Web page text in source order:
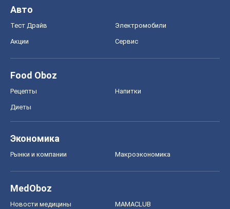
Авто
Тест Драйв Электромобили
Акции Сервис
Food Oboz
Рецепты Напитки
Диеты
Экономика
Рынки и компании Mакроэкономика
MedOboz
Новости медицины MAMACLUB